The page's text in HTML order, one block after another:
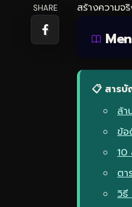
SHARE
สร้างความจ
📋 สาร
ล้า
ข้อ
10
ตา
วิธี